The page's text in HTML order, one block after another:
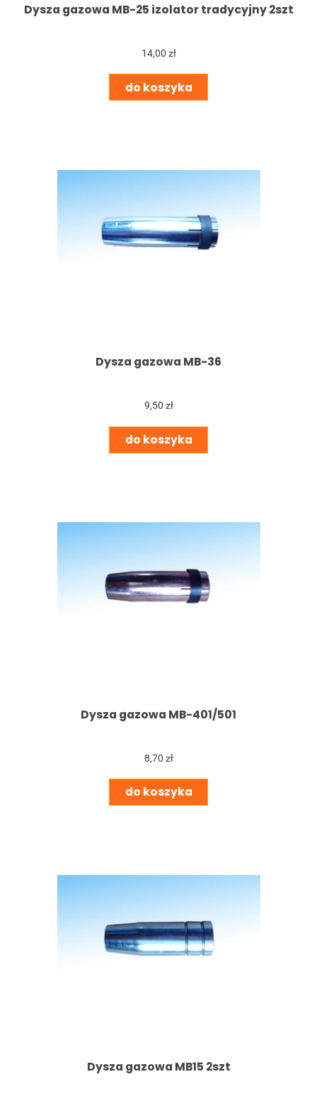
Dysza gazowa MB-25 izolator tradycyjny 2szt
14,00 zł
do koszyka
Dysza gazowa MB-36
9,50 zł
do koszyka
Dysza gazowa MB-401/501
8,70 zł
do koszyka
Dysza gazowa MB15 2szt